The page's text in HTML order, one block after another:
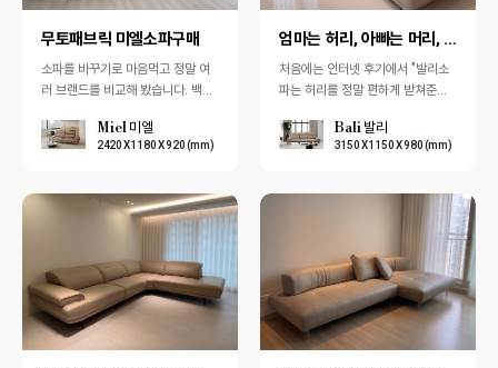
무토패브릭 미엘소파구매
소파를 바꾸기로 마음먹고 정말 여
러 브랜드를 비교해 봤습니다. 백화
직접 둘러봤지만, 결국 가장 믿음이
갔던 곳…
Miel 미엘
2420 X 1180 X 920 (mm)
엄마는 허리, 아빠는 머리, 우리는 누워서 뒹굴수 있어…
처음에는 인터넷 후기에서 "발리소
파는 허리를 정말 편하게 받쳐준다"​
산 전시장에 직접 방문했습니다.직
접 앉아보…
Bali 발리
3150 X 1150 X 980 (mm)